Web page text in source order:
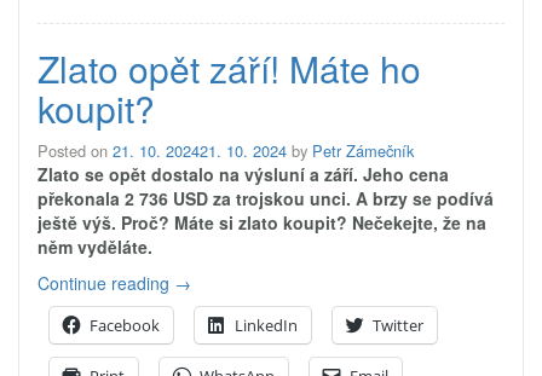
Zlato opět září! Máte ho
koupit?
Posted on 21. 10. 202421. 10. 2024 by Petr Zámečník
Zlato se opět dostalo na výsluní a září. Jeho cena
překonala 2 736 USD za trojskou unci. A brzy se podívá
ještě výš. Proč? Máte si zlato koupit? Nečekejte, že na
něm vyděláte.
Continue reading „Zlato
opět
Máte
→
Facebook LinkedIn Twitter